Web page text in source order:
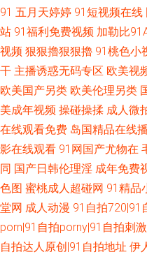
91 五月天婷婷 91短视频在线
站 91福利免费视频 加勒比
视频 狠狠擼狠狠擼 91桃色小
干 主播诱惑无码专区 欧美视
欧美国产另类 欧美伦理另类
美成年视频 操碰操揉 成人微
在线观看免费 岛国精品在线
影在线观看 91网国产尤物在
同 国产日韩伦理淫 成年免费
色图 蜜桃成人超碰网 91精品
堂网 成人动漫 91自拍720|91
porn|91自拍porny|91自拍刺
自拍达人原创|91自拍地址 伊